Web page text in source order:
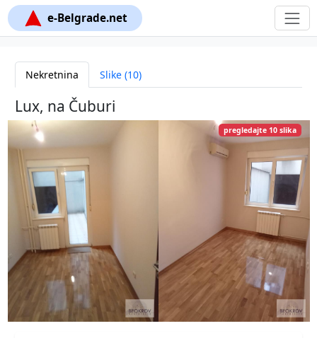
e-Belgrade.net
Nekretnina Slike (10)
Lux, na Čuburi
pregledajte 10 slika